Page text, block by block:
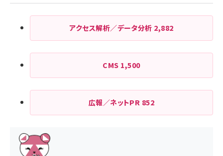
アクセス解析／データ分析 2,882
CMS 1,500
広報／ネットPR 852